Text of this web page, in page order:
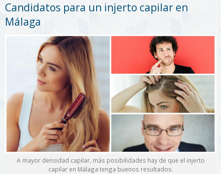
Candidatos para un injerto capilar en
Málaga
A mayor densidad capilar, más posibilidades hay de que el injerto
capilar en Málaga tenga buenos resultados.